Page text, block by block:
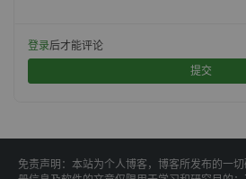
登录后才能评论
提交
免责声明：本站为个人博客，博客所发布的一